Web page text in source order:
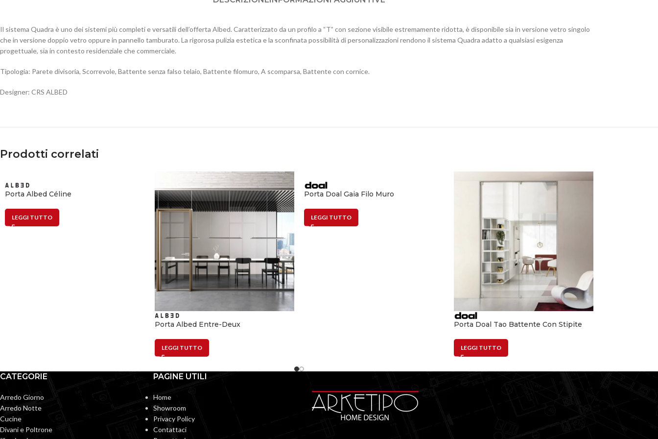
Il sistema Quadra è uno dei sistemi più completi e versatili dell’offerta Albed. Caratterizzato da un profilo a “T” con sezione visibile estremamente ridotta, è disponibile sia in versione vetro singolo
che in versione doppio vetro oppure in pannello tamburato. La rigorosa pulizia estetica e la sconfinata possibilità di personalizzazioni rendono il sistema Quadra adatto a qualsiasi esigenza
progettuale, sia in contesto residenziale che commerciale.
Tipologia: Parete divisoria, Scorrevole, Battente senza falso telaio, Battente filomuro, A scomparsa, Battente con cornice.
Designer: CRS ALBED
Prodotti correlati
Porta Albed Céline
LEGGI TUTTO
Porta Albed Entre-Deux
LEGGI TUTTO
Porta Doal Gaia Filo Muro
LEGGI TUTTO
Porta Doal Tao Battente Con Stipite
LEGGI TUTTO
CATEGORIE
Arredo Giorno
Arredo Notte
Cucine
Divani e Poltrone
PAGINE UTILI
Home
Showroom
Privacy Policy
Contattaci